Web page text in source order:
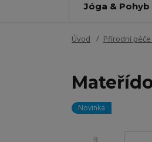
Jóga & Pohyb
Úvod Přírodní
Novinka